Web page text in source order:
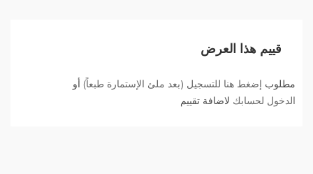
قييم هذا العرض
مطلوب إضغط هنا للتسجيل (بعد ملئ الإستمارة طبعاً) أو
الدخول لحسابك لاضافة تقييم